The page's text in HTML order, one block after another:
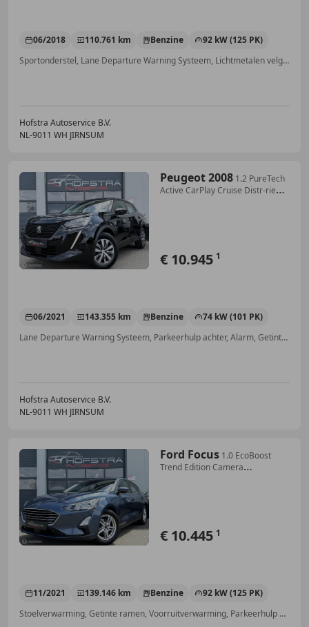
06/2018 110.761 km Benzine
92 kW (125 PK)
Sportonderstel, Lane Departure Warning Systeem, Lichtmetalen velgen, Getinte ramen, Emergency Brake Assist, Apple CarPlay, Parkeerhulp voor, Sportstoelen
Hofstra Autoservice B.V.
NL-9011 WH JIRNSUM
Peugeot 2008 1.2 PureTech
Active CarPlay Cruise Distr-riem-
€ 10.945 1
06/2021 143.355 km Benzine
74 kW (101 PK)
Lane Departure Warning Systeem, Parkeerhulp achter, Alarm, Getinte ramen, Met onderhoudshistorie, Vermoeidheidsdetectie, Automatische klimaatregeling, Verkeersbordherkenning
Hofstra Autoservice B.V.
NL-9011 WH JIRNSUM
Ford Focus 1.0 EcoBoost
Trend Edition Camera
€ 10.445 1
11/2021 139.146 km Benzine
92 kW (125 PK)
Stoelverwarming, Getinte ramen, Voorruitverwarming, Parkeerhulp met camera, Lane Departure Warning Systeem, Lichtmetalen velgen, Emergency Brake Assist, Parkeerhulp voor